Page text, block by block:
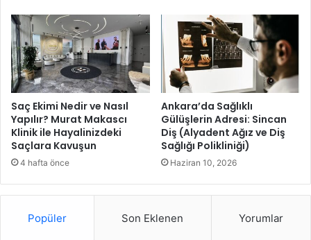
e
a
z
a
n
a
n
l
a
r
ı
B
Saç Ekimi Nedir ve Nasıl
Yapılır? Murat Makascı
Klinik ile Hayalinizdeki
Saçlara Kavuşun
4 hafta önce
Ankara’da Sağlıklı
Gülüşlerin Adresi: Sincan
Diş (Alyadent Ağız ve Diş
Sağlığı Polikliniği)
Haziran 10, 2026
Popüler Son Eklenen Yorumlar